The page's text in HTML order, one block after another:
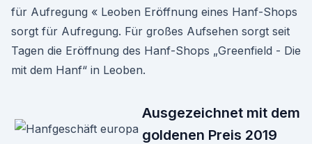
für Aufregung « Leoben Eröffnung eines Hanf-Shops
sorgt für Aufregung. Für großes Aufsehen sorgt seit
Tagen die Eröffnung des Hanf-Shops „Greenfield - Die
mit dem Hanf“ in Leoben.
Ausgezeichnet mit dem
goldenen Preis 2019